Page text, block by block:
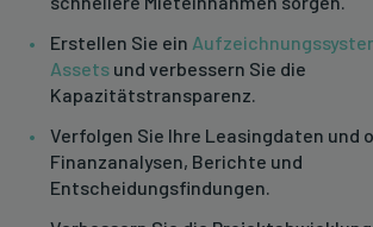
Erstellen Sie ein
Assets und verbessern Sie die
Kapazitätstransparenz.
Verfolgen Sie Ihre Leasingdaten und
Finanzanalysen, Berichte und
Entscheidungsfindungen.